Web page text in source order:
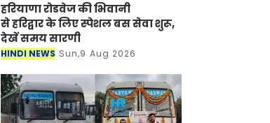
हरियाणा रोडवेज की भिवानी
से हरिद्वार के लिए स्पेशल बस सेवा शुरू,
देखें समय सारणी
HINDI NEWS Sun,9 Aug 2026